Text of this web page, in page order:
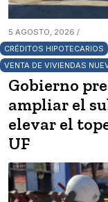
5 AGOSTO, 2026 /
CRÉDITOS HIPOTECARIOS
VENTA DE VIVIENDAS
Gobierno
ampliar el
elevar el
UF